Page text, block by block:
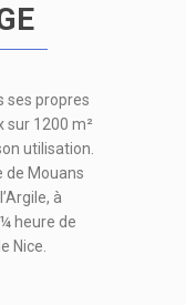
ses propres
sur 1200 m²
utilisation.
de Mouans
à
heure de
Nice.